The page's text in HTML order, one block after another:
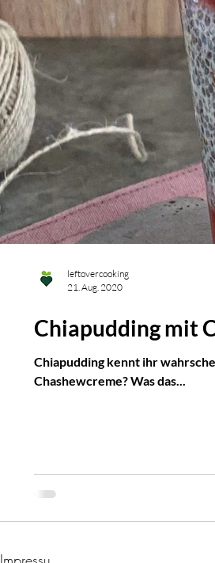
Chiapudding mit
Chiapudding kennt ihr
Chashewcreme? Was das...
leftovercooking
21. Aug. 2020